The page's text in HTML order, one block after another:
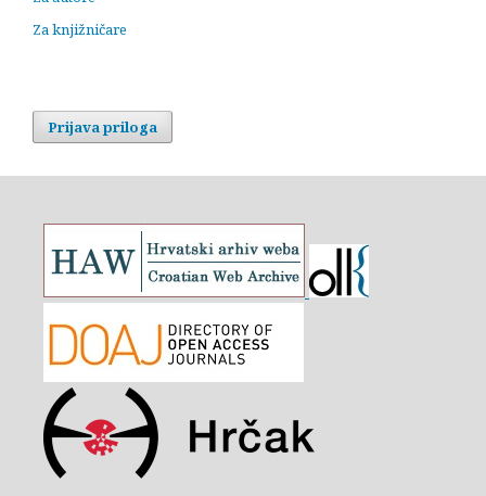
Za knjižničare
Prijava priloga